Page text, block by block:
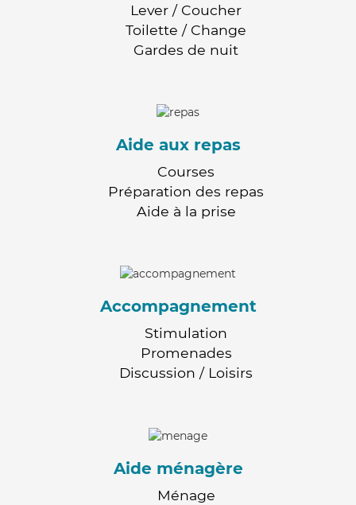
Lever / Coucher
Toilette / Change
Gardes de nuit
Aide aux repas
Courses
Préparation des repas
Aide à la prise
Accompagnement
Stimulation
Promenades
Discussion / Loisirs
Aide ménagère
Ménage